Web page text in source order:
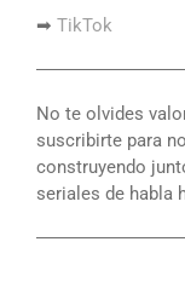
➡ TikTok
No te olvides
suscribirte para
construyendo
seriales de habla